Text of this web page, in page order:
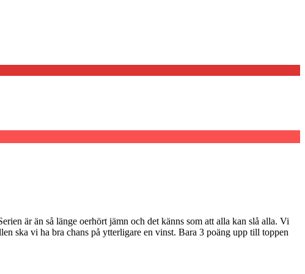
är än så länge oerhört jämn och det känns som att alla kan slå alla. Vi
ska vi ha bra chans på ytterligare en vinst. Bara 3 poäng upp till toppen